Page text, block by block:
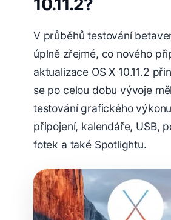
10.11.2?
V průběhů testování
úplně zřejmé, co nového
aktualizace OS X 10.11.2
se po celou dobu vývoje
testování grafického
připojení, kalendáře, USB,
fotek a také Spotlightu.